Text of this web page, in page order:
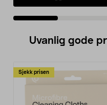
Uvanlig gode
Sjekk prisen